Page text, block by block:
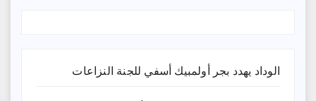
الوداد يهدد بجر أولمبيك أسفي للجنة النزاعات